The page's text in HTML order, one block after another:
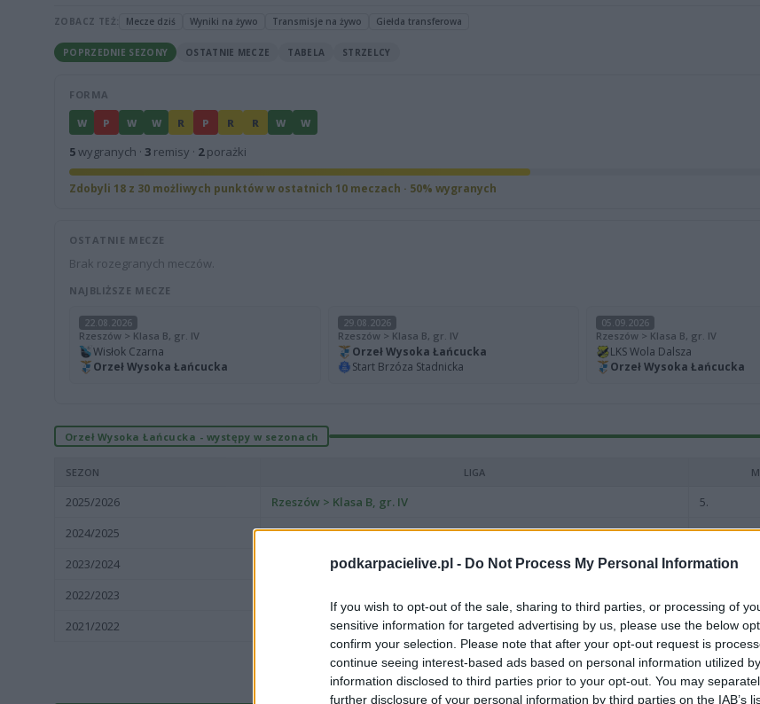
podkarpacielive.pl - Do Not Process My Personal Information
If you wish to opt-out of the sale, sharing to third parties, or processing of
sensitive information for targeted advertising by us, please use the below
confirm your selection. Please note that after your opt-out request is
continue seeing interest-based ads based on personal information utilized
information disclosed to third parties prior to your opt-out. You may
further disclosure of your personal information by third parties on the IAB’s
ZOBACZ TEŻ: Mecze dziś Wyniki na żywo Transmisje na żywo Giełda transferowa
POPRZEDNIE SEZONY OSTATNIE MECZE TABELA STRZELCY
FORMA
W P W W R P R R W W
5wygranych · 3 remisy · 2porażki
Zdobyli 18 z 30 możliwych punktów w ostatnich 10 meczach · 50% wygranych
OSTATNIE MECZE
Brak rozegranych meczów.
NAJBLIŻSZE MECZE
22.08.2026
Rzeszów > Klasa B, gr. IV
Wisłok Czarna
Orzeł Wysoka Łańcucka
29.08.2026
Rzeszów > Klasa B, gr. IV
Orzeł Wysoka Łańcucka
Start Brzóza Stadnicka
05.09.2026
Rzeszów > Klasa B, gr. IV
LKS Wola Dalsza
Orzeł Wysoka Łańcucka
Orzeł Wysoka Łańcucka - występy w sezonach
SEZON LIGA
2025/2026 Rzeszów > Klasa B, gr. IV
5.
2024/2025
Rzeszów > Klasa B, gr. IV
3.
2023/2024
Rzeszów > Klasa B, gr. III
5.
2022/2023
2021/2022
Rzeszów > Klasa B, gr. III 11.
ZOBACZ WIĘCEJ (12)